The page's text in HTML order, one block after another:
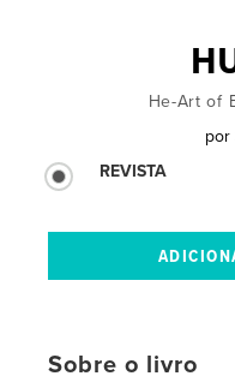
He-Art of
por
REVISTA
Sobre o livro